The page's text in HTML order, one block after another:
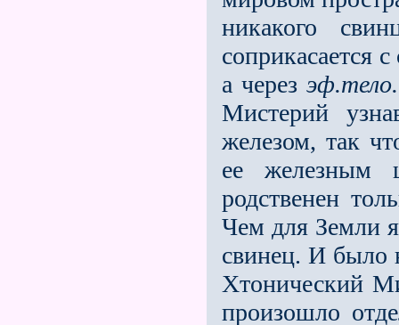
никакого
соприкасается
а через эф.тело.
Мистерий
железом, так
ее железным
родственен
Чем для Земли
свинец. И было
Хтонический
произошло